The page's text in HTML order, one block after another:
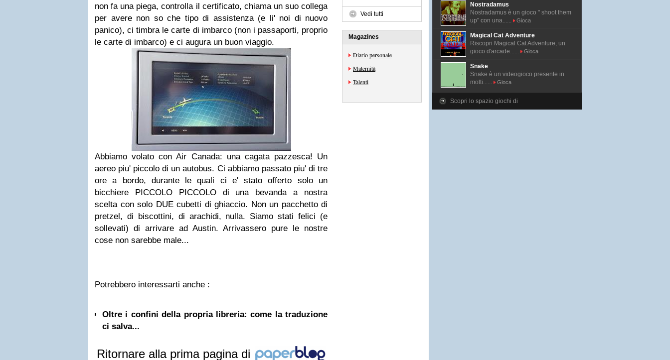
non fa una piega, controlla il certificato, chiama un suo collega
per avere non so che tipo di assistenza (e li' noi di nuovo
panico), ci timbra le carte di imbarco (non i passaporti, proprio
le carte di imbarco) e ci augura un buon viaggio.
Abbiamo volato con Air Canada: una cagata pazzesca! Un
aereo piu' piccolo di un autobus. Ci abbiamo passato piu' di tre
ore a bordo, durante le quali ci e' stato offerto solo un
bicchiere PICCOLO PICCOLO di una bevanda a nostra
scelta con solo DUE cubetti di ghiaccio. Non un pacchetto di
pretzel, di biscottini, di arachidi, nulla. Siamo stati felici (e
sollevati) di arrivare ad Austin. Arrivassero pure le nostre
cose non sarebbe male...
Potrebbero interessarti anche :
Oltre i confini della propria libreria: come la traduzione
ci salva...
Ritornare alla prima pagina di
Vedi tutti
Magazines
Diario personale
Maternità
Talenti
Nostradamus
Nostradamus è un gioco " shoot them
up" con una......
Gioca
Magical Cat Adventure
Riscopri Magical Cat Adventure, un
gioco d'arcade......
Gioca
Snake
Snake è un videogioco presente in
molti......
Gioca
Scopri lo spazio giochi di